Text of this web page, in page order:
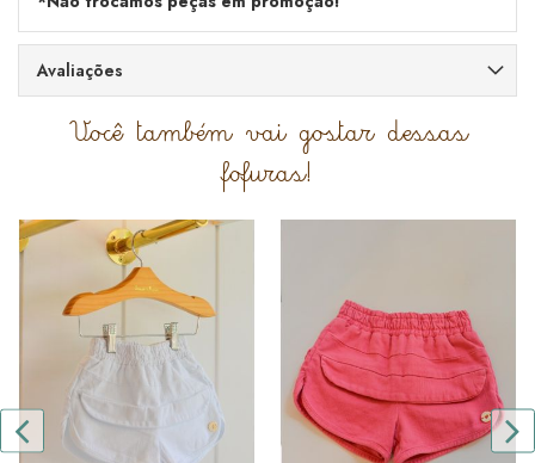
Avaliações
Você também vai gostar dessas
fofuras!